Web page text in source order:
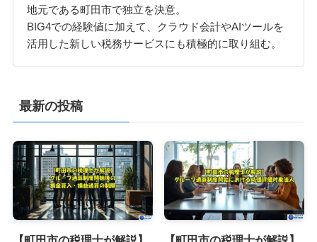
地元である町田市で独立を決意。
BIG4での経験値に加えて、クラウド会計やAIツールを
活用した新しい税務サービスにも積極的に取り組む。
最新の投稿